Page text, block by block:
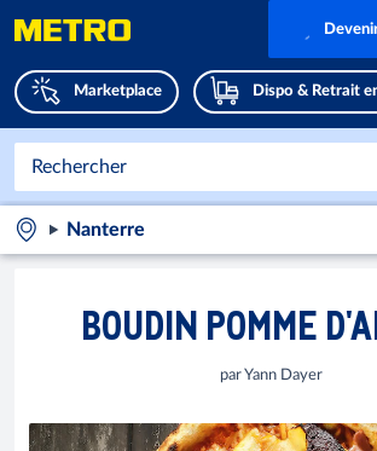
Marketplace Dispo & Retrait
Nanterre
BOUDIN POMME
par Yann Dayer